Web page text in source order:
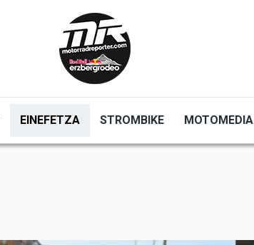
EINEFETZA STROMBIKE MOTOMEDIA